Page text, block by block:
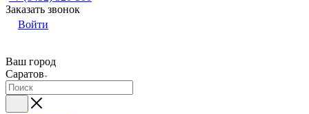
Заказать звонок
Войти
Ваш город
Саратов